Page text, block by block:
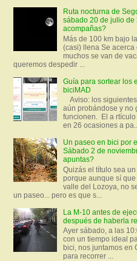
Ruta nocturna de
sábado 20 de julio de
acompañas?
Más de 100 km bajo
(casi) llena Se acerca
muchos se van de
queremos despedir ...
Guía para sortear los
biciMAD
Aviso: los
aún probándose y no
funcionen. El a
en 26 ocasiones a
Un paseo en bici por
Sábado 2 de
apuntas?
Quizás el título sea
porque aunque sí
valle del Lozoya, no
un paseo... pero es que s...
La M-10 antes de
después de haberla
Ayer sábado, a las
con un tiempo ideal
bici, nos juntamos en
para recorrer ...